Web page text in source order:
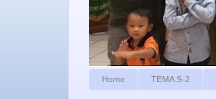
Home TEMA S-2